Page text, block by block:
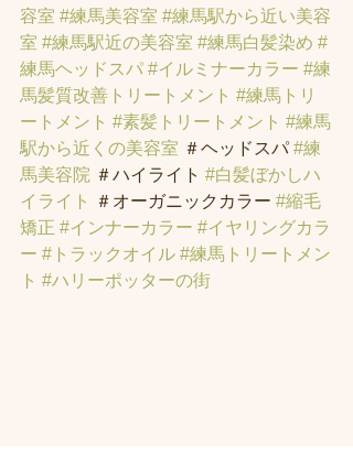
容室 #練馬美容室 #練馬駅から近い美容
室 #練馬駅近の美容室 #練馬白髪染め #
練馬ヘッドスパ #イルミナーカラー #練
馬髪質改善トリートメント #練馬トリ
ートメント #素髪トリートメント #練馬
駅から近くの美容室 ＃ヘッドスパ #練
馬美容院 ＃ハイライト #白髪ぼかしハ
イライト
＃オーガニックカラー #縮毛
矯正 #インナーカラー #イヤリングカラ
ー #トラックオイル #練馬トリートメン
ト #ハリーポッターの街